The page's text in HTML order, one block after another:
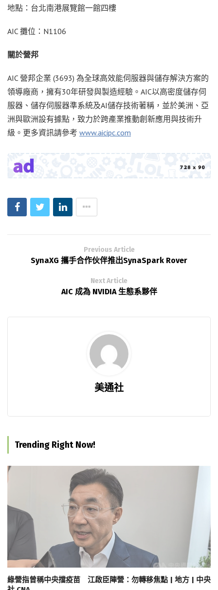
地點：台北南港展覽館一館四樓
AIC 攤位：N1106
關於營邦
AIC 營邦企業 (3693) 為全球高效能伺服器與儲存解決方案的
領導廠商，擁有30年研發與製造經驗。AIC以高密度儲存伺
服器、儲存伺服器準系統及AI儲存技術著稱，並於美洲、亞
洲與歐洲設有據點，致力於跨產業推動創新應用與技術升
級。更多資訊請參考 www.aicipc.com
Previous Article
SynaXG 攜手合作伙伴推出SynaSpark Rover
Next Article
AIC 成為 NVIDIA 生態系夥伴
美通社
Trending Right Now!
綠營指曾稱中央擋疫苗 江啟臣陣營：勿轉移焦點 | 地方 | 中央